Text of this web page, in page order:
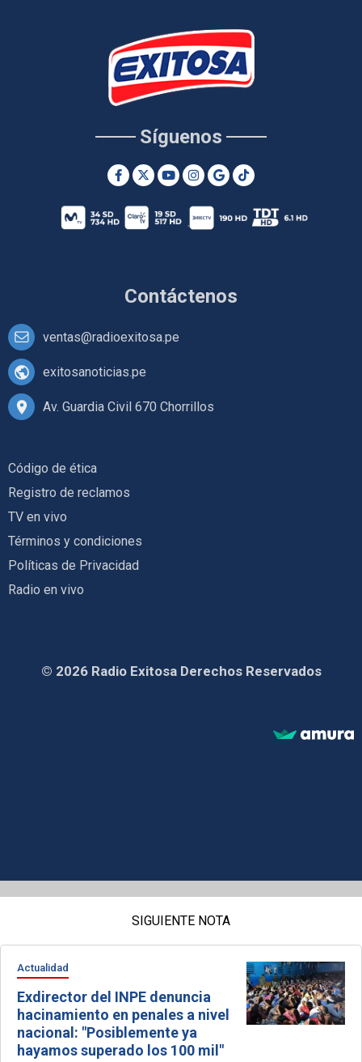
Contáctenos
ventas@radioexitosa.pe
exitosanoticias.pe
Av. Guardia Civil 670 Chorrillos
Síguenos
Código de ética
Registro de reclamos
TV en vivo
Términos y condiciones
Políticas de Privacidad
Radio en vivo
© 2026 Radio Exitosa Derechos Reservados
SIGUIENTE NOTA
Actualidad
Exdirector del INPE denuncia
hacinamiento en penales a nivel
nacional: "Posiblemente ya
hayamos superado los 100 mil"